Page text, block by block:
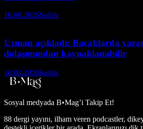
16.06.2026Sağlık
Uzman açıkladı: Bacaklarda
dolaşımından kaynaklanabilir
10.03.2026Sağlık
Sosyal medyada B•Mag’i Takip Et!
88 dergi yayını, ilham veren podcastler,